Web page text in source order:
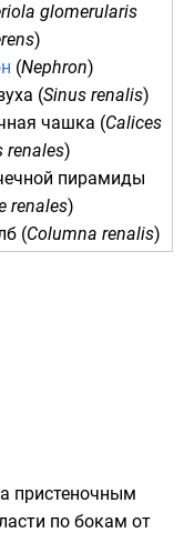
glomerularis
)
(Nephron)
(Sinus renalis)
чашка (Calices
renales)
пирамиды
renales)
(Columna renalis)
пристеночным
по бокам от